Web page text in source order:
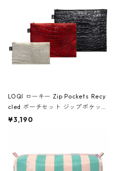
LOQI ローキー Zip Pockets Recy
cled ポーチセット ジップポケット
ファスナーポーチ 撥水加工 トラベ
ーガンディー、オフホワイト
¥3,190